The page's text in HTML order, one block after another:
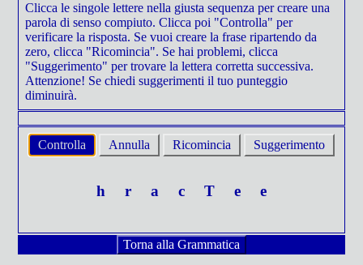
Clicca le singole lettere nella giusta sequenza per creare una
parola di senso compiuto. Clicca poi "Controlla" per
verificare la risposta. Se vuoi creare la frase ripartendo da
zero, clicca "Ricomincia". Se hai problemi, clicca
"Suggerimento" per trovare la lettera corretta successiva.
Attenzione! Se chiedi suggerimenti il tuo punteggio
diminuirà.
Controlla Annulla Ricomincia Suggerimento
h r a c T e e
Torna alla Grammatica